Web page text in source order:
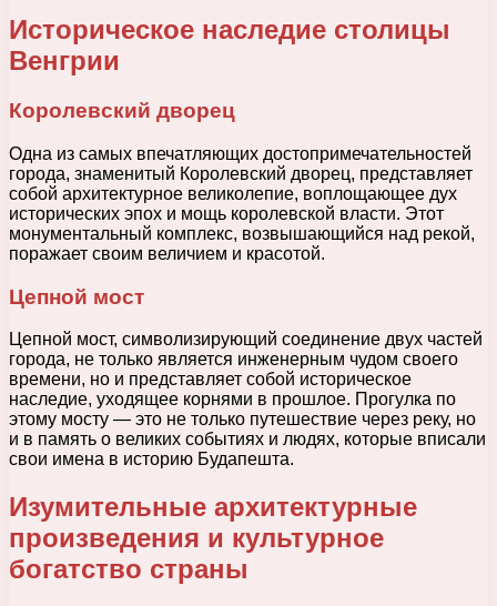
Историческое наследие столицы
Венгрии
Королевский дворец
Одна из самых впечатляющих достопримечательностей
города, знаменитый Королевский дворец, представляет
собой архитектурное великолепие, воплощающее дух
исторических эпох и мощь королевской власти. Этот
монументальный комплекс, возвышающийся над рекой,
поражает своим величием и красотой.
Цепной мост
Цепной мост, символизирующий соединение двух частей
города, не только является инженерным чудом своего
времени, но и представляет собой историческое
наследие, уходящее корнями в прошлое. Прогулка по
этому мосту — это не только путешествие через реку, но
и в память о великих событиях и людях, которые вписали
свои имена в историю Будапешта.
Изумительные архитектурные
произведения и культурное
богатство страны